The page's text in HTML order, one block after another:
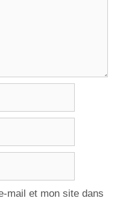
mail et mon site dans